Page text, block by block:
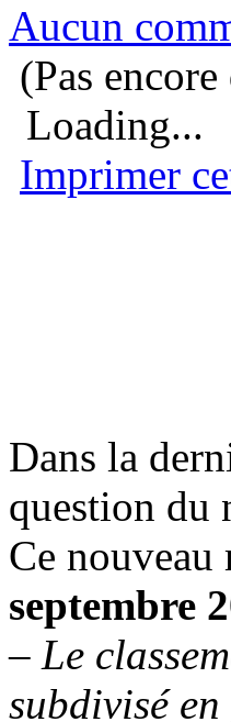
Aucun
(Pas
Loading...
Imprimer
Dans la
question du
Ce nouveau
septembre
– Le
subdivisé